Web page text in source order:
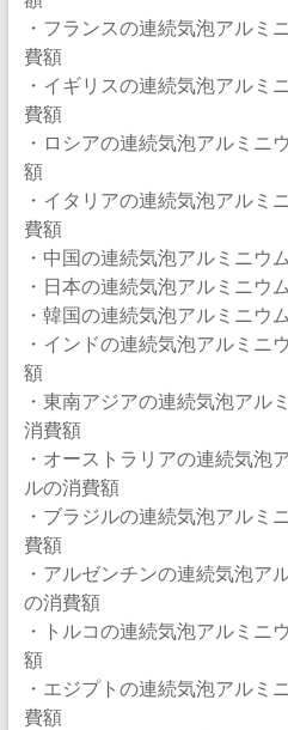
・フランスの連続気泡アルミ
費額
・イギリスの連続気泡アルミ
費額
・ロシアの連続気泡アルミニ
額
・イタリアの連続気泡アルミ
費額
・中国の連続気泡アルミニウ
・日本の連続気泡アルミニウ
・韓国の連続気泡アルミニウ
・インドの連続気泡アルミニ
額
・東南アジアの連続気泡アル
消費額
・オーストラリアの連続気泡
ルの消費額
・ブラジルの連続気泡アルミ
費額
・アルゼンチンの連続気泡ア
の消費額
・トルコの連続気泡アルミニ
額
・エジプトの連続気泡アルミ
費額